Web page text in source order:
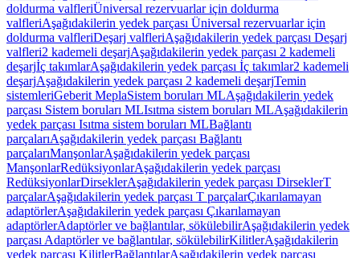
doldurma valfleriÜniversal rezervuarlar için doldurma
valfleriAşağıdakilerin yedek parçası Üniversal rezervuarlar için
doldurma valfleriDeşarj valfleriAşağıdakilerin yedek parçası Deşarj
valfleri2 kademeli deşarjAşağıdakilerin yedek parçası 2 kademeli
deşarjİç takımlarAşağıdakilerin yedek parçası İç takımlar2 kademeli
deşarjAşağıdakilerin yedek parçası 2 kademeli deşarjTemin
sistemleriGeberit MeplaSistem boruları MLAşağıdakilerin yedek
parçası Sistem boruları MLIsıtma sistem boruları MLAşağıdakilerin
yedek parçası Isıtma sistem boruları MLBağlantı
parçalarıAşağıdakilerin yedek parçası Bağlantı
parçalarıManşonlarAşağıdakilerin yedek parçası
ManşonlarRedüksiyonlarAşağıdakilerin yedek parçası
RedüksiyonlarDirseklerAşağıdakilerin yedek parçası DirseklerT
parçalarAşağıdakilerin yedek parçası T parçalarÇıkarılamayan
adaptörlerAşağıdakilerin yedek parçası Çıkarılamayan
adaptörlerAdaptörler ve bağlantılar, sökülebilirAşağıdakilerin yedek
parçası Adaptörler ve bağlantılar, sökülebilirKilitlerAşağıdakilerin
yedek parçası KilitlerBağlantılarAşağıdakilerin yedek parçası